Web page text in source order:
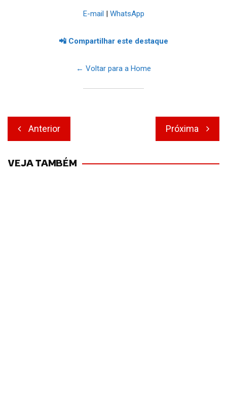
E-mail WhatsApp
📲 Compartilhar este destaque
← Voltar para a Home
Navegação
de
Anterior Próxima
VEJA TAMBÉM